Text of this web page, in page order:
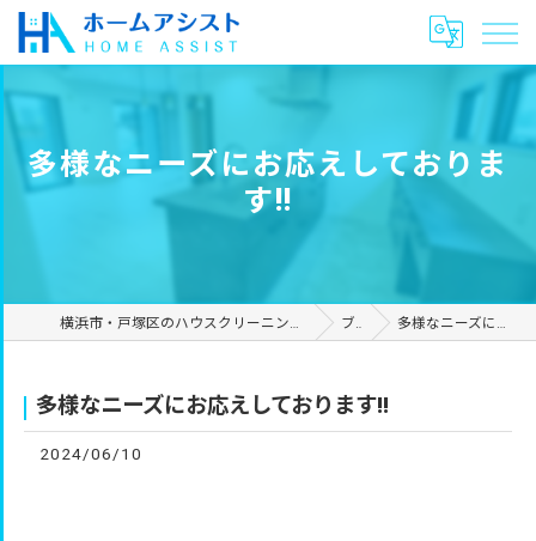
多様なニーズにお応えしておりま
す‼︎
横浜市・戸塚区のハウスクリーニングやリフォームは合同会社ホームアシスト ブログ 多様なニーズにお応えしております‼︎
多様なニーズにお応えしております‼︎
2024/06/10